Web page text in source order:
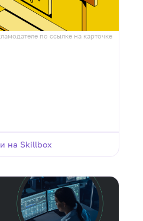
по ссылке на карточке
на Skillbox